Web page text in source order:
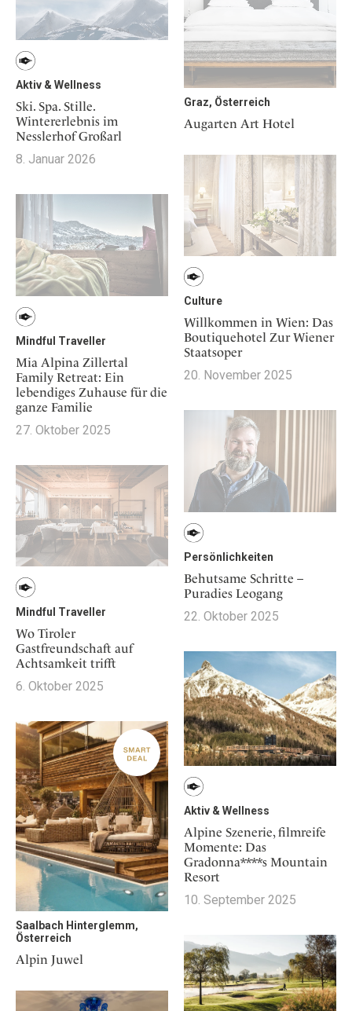
Graz, Österreich
Augarten Art Hotel
Aktiv & Wellness
Ski. Spa. Stille.
Wintererlebnis im
Nesslerhof Großarl
8. Januar 2026
Culture
Willkommen in Wien: Das
Boutiquehotel Zur Wiener
Staatsoper
20. November 2025
Mindful Traveller
Mia Alpina Zillertal
Family Retreat: Ein
lebendiges Zuhause für die
ganze Familie
27. Oktober 2025
Persönlichkeiten
Behutsame Schritte –
Puradies Leogang
22. Oktober 2025
Mindful Traveller
Wo Tiroler
Gastfreundschaft auf
Achtsamkeit trifft
6. Oktober 2025
Aktiv & Wellness
Alpine Szenerie, filmreife
Momente: Das
Gradonna****s Mountain
Resort
10. September 2025
Saalbach Hinterglemm,
Österreich
Alpin Juwel